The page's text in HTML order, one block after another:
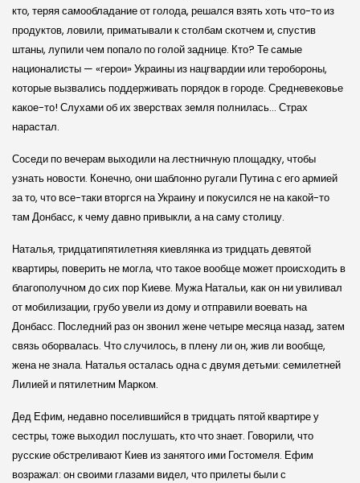
кто, теряя самообладание от голода, решался взять хоть что-то из
продуктов, ловили, приматывали к столбам скотчем и, спустив
штаны, лупили чем попало по голой заднице. Кто? Те самые
националисты — «герои» Украины из нацгвардии или теробороны,
которые вызвались поддерживать порядок в городе. Средневековье
какое-то! Слухами об их зверствах земля полнилась… Страх
нарастал.
Соседи по вечерам выходили на лестничную площадку, чтобы
узнать новости. Конечно, они шаблонно ругали Путина с его армией
за то, что все-таки вторгся на Украину и покусился не на какой-то
там Донбасс, к чему давно привыкли, а на саму столицу.
Наталья, тридцатипятилетняя киевлянка из тридцать девятой
квартиры, поверить не могла, что такое вообще может происходить в
благополучном до сих пор Киеве. Мужа Натальи, как он ни увиливал
от мобилизации, грубо увели из дому и отправили воевать на
Донбасс. Последний раз он звонил жене четыре месяца назад, затем
связь оборвалась. Что случилось, в плену ли он, жив ли вообще,
жена не знала. Наталья осталась одна с двумя детьми: семилетней
Лилией и пятилетним Марком.
Дед Ефим, недавно поселившийся в тридцать пятой квартире у
сестры, тоже выходил послушать, кто что знает. Говорили, что
русские обстреливают Киев из занятого ими Гостомеля. Ефим
возражал: он своими глазами видел, что прилеты были с